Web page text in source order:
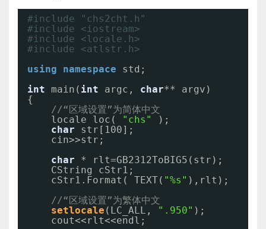
#include "chs2cht.h"
#include <iostream>
#include <locale.h>
#include <atlstr.h>
using
namespace
std;
int
main( int argc, char** argv)
{
//“区域设置”为简体中文
locale loc(
"chs"
);
char
str[100];
cin>>str;
char
* rlt=GB2312ToBIG5(str);
CString cStr1;
cStr1.Format( TEXT( "%s" ),rlt);
//“区域设置”为繁体中文
setlocale (LC_ALL, ".950" );
cout<<rlt<<endl;